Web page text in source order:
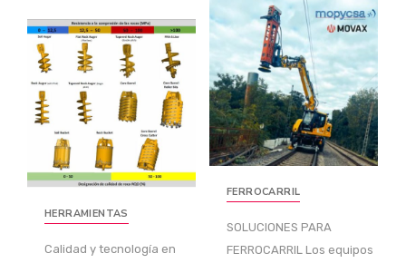
HERRAMIENTAS
Calidad y tecnología en
FERROCARRIL
SOLUCIONES PARA
FERROCARRIL Los equipos